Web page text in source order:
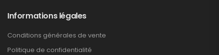
Informations légales
Conditions générales de vente
Politique de confidentialité